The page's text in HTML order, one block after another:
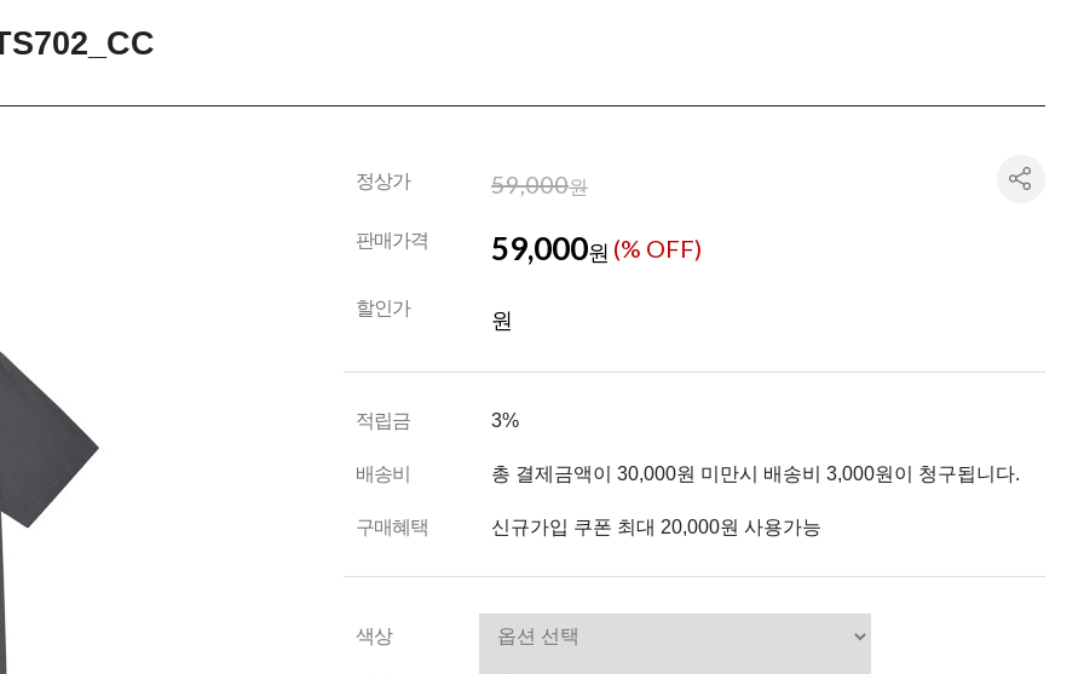
정상가 59,000원
판매가격 59,000원 (% OFF)
할인가 원
적립금 3%
배송비 총 결제금액이 30,000원 미만시 배송비 3,000원이 청구됩니다.
구매혜택 신규가입 쿠폰 최대 20,000원 사용가능
색상